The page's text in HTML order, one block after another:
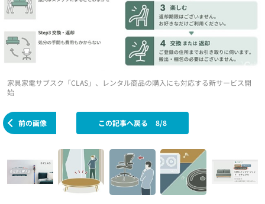
家具家電サブスク「CLAS」、レンタル商品の購入にも対応する新サービス開
始
前の画像 この記事へ戻る 8/8